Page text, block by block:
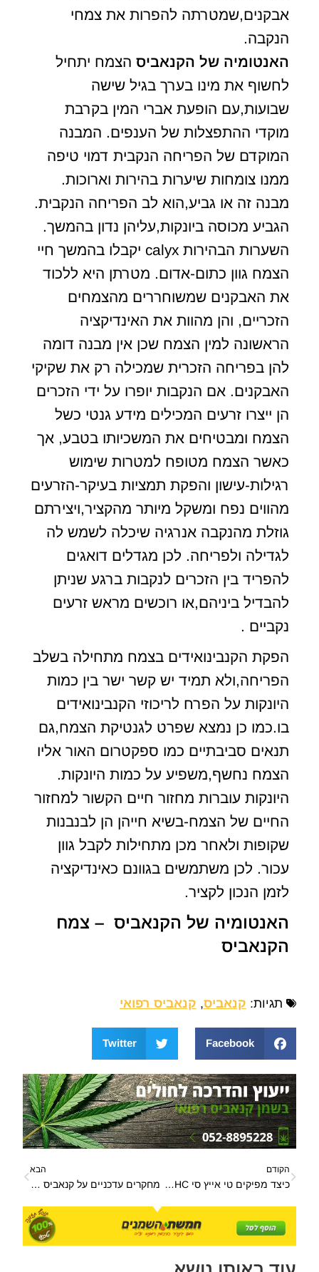
אבקנים,שמטרתה להפרות את צמחי
הנקבה.
האנטומיה של הקנאביס הצמח יתחיל
לחשוף את מינו בערך בגיל שישה
שבועות,עם הופעת אברי המין בקרבת
מוקדי ההתפצלות של הענפים. המבנה
המוקדם של הפריחה הנקבית דמוי טיפה
ממנו צומחות שיערות בהירות וארוכות.
מבנה זה או גביע,הוא לב הפריחה הנקבית.
הגביע מכוסה ביונקות,עליהן נדון בהמשך.
השערות הבהירות calyx יקבלו בהמשך חיי
הצמח גוון כתום-אדום. מטרתן היא ללכוד
את האבקנים שמשוחררים מהצמחים
הזכריים, והן מהוות את האינדיקציה
הראשונה למין הצמח שכן אין מבנה דומה
להן בפריחה הזכרית שמכילה רק את שקיקי
האבקנים. אם הנקבות יופרו על ידי הזכרים
הן ייצרו זרעים המכילים מידע גנטי כשל
הצמח ומבטיחים את המשכיותו בטבע, אך
כאשר הצמח מטופח למטרות שימוש
רגילות-עישון והפקת תמציות בעיקר-הזרעים
מהווים נפח ומשקל מיותר מהקציר,ויצירתם
גוזלת מהנקבה אנרגיה שיכלה לשמש לה
לגדילה ולפריחה. לכן מגדלים דואגים
להפריד בין הזכרים לנקבות ברגע שניתן
להבדיל ביניהם,או רוכשים מראש זרעים
נקביים .
הפקת הקנבינואידים בצמח מתחילה בשלב
הפריחה,ולא תמיד יש קשר ישר בין כמות
היונקות על הפרח לריכוזי הקנבינואידים
בו.כמו כן נמצא שפרט לגנטיקת הצמח,גם
תנאים סביבתיים כמו ספקטרום האור אליו
הצמח נחשף,משפיע על כמות היונקות.
היונקות עוברות מחזור חיים הקשור למחזור
החיים של הצמח-בשיא חייהן הן לבנבנות
שקופות ולאחר מכן מתחילות לקבל גוון
עכור. לכן משתמשים בגוונם כאינדיקציה
לזמן הנכון לקציר.
האנטומיה של הקנאביס – צמח
הקנאביס
תגיות: קנאביס, קנאביס רפואי
Facebook
Twitter
הקודם
כיצד מפיקים טי אייץ סי THC מצמח הקנאביס
הבא
מחקרים עדכניים על קנאביס ושמן המפ – מחקרים עדכניים בנוגע לקנאביס רפואי ושמן המפ